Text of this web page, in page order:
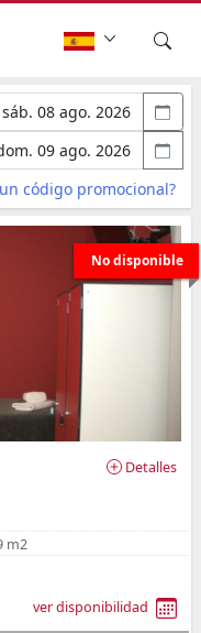
código promocional?
No disponible
Detalles
m2
ver disponibilidad